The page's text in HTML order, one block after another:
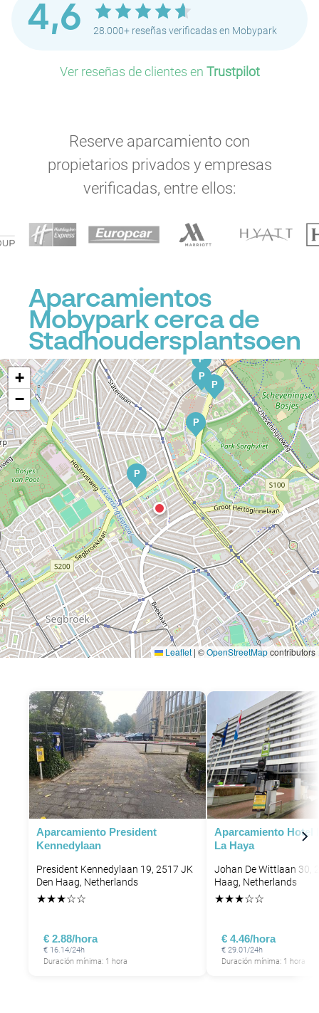
4,6 28.000+ reseñas verificadas en Mobypark
Ver reseñas de clientes en Trustpilot
Reserve aparcamiento con
propietarios privados y empresas
verificadas, entre ellos:
Aparcamientos
Mobypark cerca de
Stadhoudersplantsoen
P
P
P
P
P
P
P
P
P
+
−
Leaflet | ©OpenStreetMapcontributors
Aparcamiento President
Kennedylaan
President Kennedylaan 19, 2517 JK
Den Haag, Netherlands
★★★☆☆
€ 2.88/hora
€ 16.14/24h
Duración mínima: 1 hora
Aparcamiento Hotel
La Haya
Johan De Wittlaan 30,
Haag, Netherlands
★★★☆☆
€ 4.46/hora
€ 29.01/24h
Duración mínima: 1 hora